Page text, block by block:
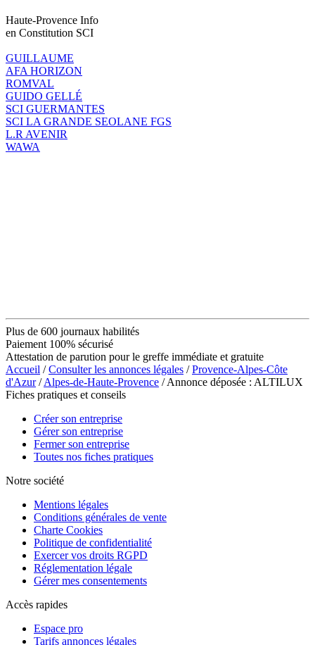
Haute-Provence Info
en Constitution SCI
GUILLAUME
AFA HORIZON
ROMVAL
GUIDO GELLÉ
SCI GUERMANTES
SCI LA GRANDE SEOLANE FGS
L.R AVENIR
WAWA
Plus de 600 journaux habilités
Paiement 100% sécurisé
Attestation de parution pour le greffe immédiate et gratuite
Accueil /Consulter les annonces légales /Provence-Alpes-Côte
d'Azur/Alpes-de-Haute-Provence / Annonce déposée : ALTILUX
Fiches pratiques et conseils
Créer son entreprise
Gérer son entreprise
Fermer son entreprise
Toutes nos fiches pratiques
Notre société
Mentions légales
Conditions générales de vente
Charte Cookies
Politique de confidentialité
Exercer vos droits RGPD
Réglementation légale
Gérer mes consentements
Accès rapides
Espace pro
Tarifs annonces légales